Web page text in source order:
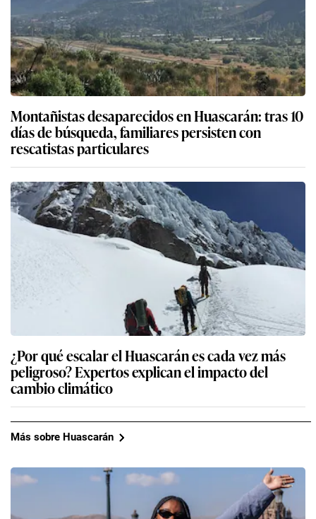
Montañistas desaparecidos en Huascarán: tras 10
días de búsqueda, familiares persisten con
rescatistas particulares
¿Por qué escalar el Huascarán es cada vez más
peligroso? Expertos explican el impacto del
cambio climático
Más sobre Huascarán